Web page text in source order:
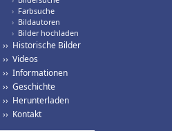
› Farbsuche
› Bildautoren
› Bilder hochladen
›› Historische Bilder
›› Videos
›› Informationen
›› Geschichte
›› Herunterladen
›› Kontakt